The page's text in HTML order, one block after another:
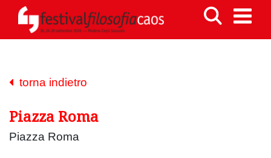
torna indietro
Piazza Roma
Piazza Roma